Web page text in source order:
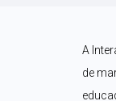
A
de